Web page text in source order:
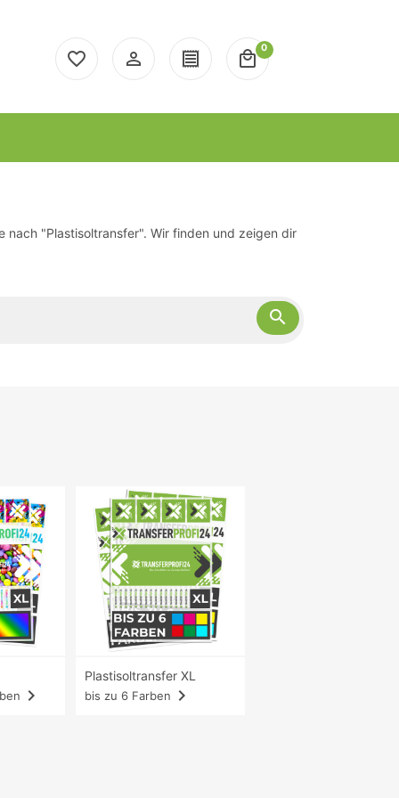
favorite_border person_outline receipt local_mall
0
"Plastisoltransfer". Wir finden und zeigen dir
search
navigate_next
Plastisoltransfer XL
bis zu 6 Farben navigate_next